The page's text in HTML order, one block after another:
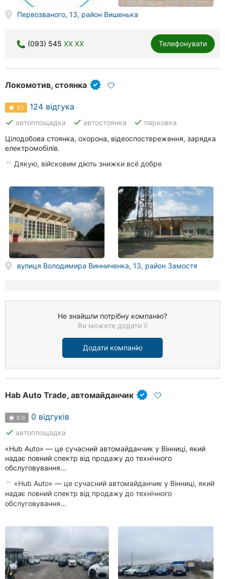
Первозваного, 13, район Вишенька
(093) 545 XX XX Телефонувати
Локомотив, стоянка
3.1 124 відгука
done автоплощадка done автостоянка done парковка
Цілодобова стоянка, охорона, відеоспостереження, зарядка
електромобілів.
Дякую, війсковим діють знижки всё добре
вулиця Володимира Винниченка, 13, район Замостя
Не знайшли потрібну компанію?
Ви можете додати її
Додати компанію
Hab Auto Trade, автомайданчик
0.0 0 відгуків
done автоплощадка
«Hub Auto» — це сучасний автомайданчик у Вінниці, який
надає повний спектр від продажу до технічного
обслуговування...
«Hub Auto» — це сучасний автомайданчик у Вінниці, який
надає повний спектр від продажу до технічного
обслуговування...